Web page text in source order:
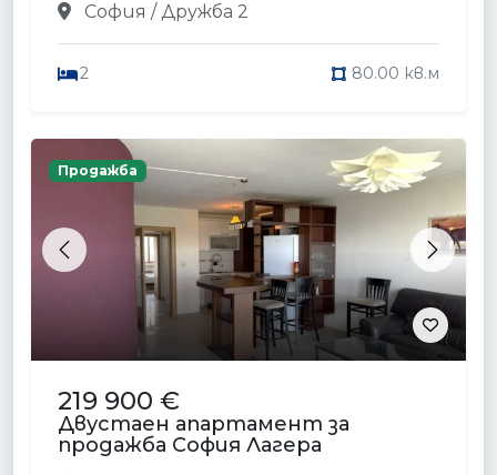
София / Дружба 2
2 80.00 кв.м
Previous Next
Продажба
219 900 €
Двустаен апартамент за
продажба София Лагера